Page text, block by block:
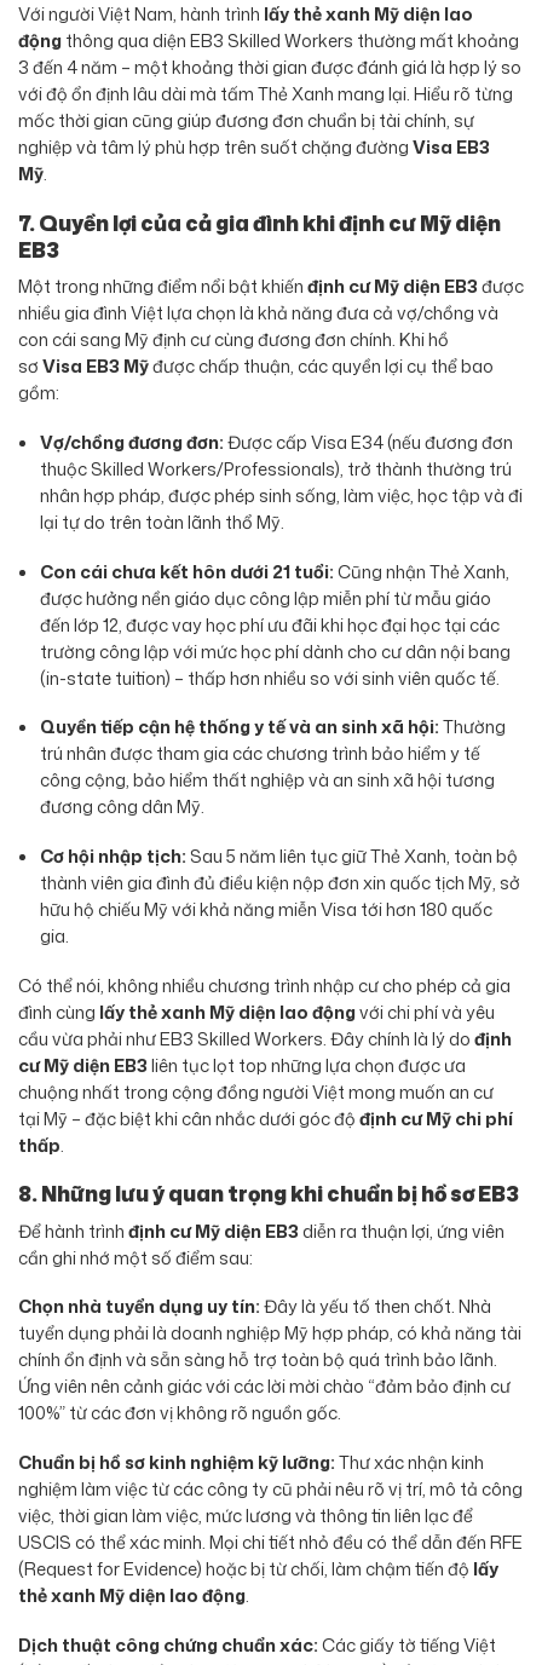
Với người Việt Nam, hành trình lấy thẻ xanh Mỹ diện lao
độngthông qua diện EB3 Skilled Workers thường mất khoảng
3 đến 4 năm – một khoảng thời gian được đánh giá là hợp lý so
với độ ổn định lâu dài mà tấm Thẻ Xanh mang lại. Hiểu rõ từng
mốc thời gian cũng giúp đương đơn chuẩn bị tài chính, sự
nghiệp và tâm lý phù hợp trên suốt chặng đườngVisa EB3
Mỹ.
7. Quyền lợi của cả gia đình khi định cư Mỹ diện
EB3
Một trong những điểm nổi bật khiếnđịnh cư Mỹ diện EB3được
nhiều gia đình Việt lựa chọn là khả năng đưa cả vợ/chồng và
con cái sang Mỹ định cư cùng đương đơn chính. Khi hồ
sơVisa EB3 Mỹđược chấp thuận, các quyền lợi cụ thể bao
gồm:
Vợ/chồng đương đơn:Được cấp Visa E34 (nếu đương đơn
thuộc Skilled Workers/Professionals), trở thành thường trú
nhân hợp pháp, được phép sinh sống, làm việc, học tập và đi
lại tự do trên toàn lãnh thổ Mỹ.
Con cái chưa kết hôn dưới 21 tuổi:Cũng nhận Thẻ Xanh,
được hưởng nền giáo dục công lập miễn phí từ mẫu giáo
đến lớp 12, được vay học phí ưu đãi khi học đại học tại các
trường công lập với mức học phí dành cho cư dân nội bang
(in-state tuition) – thấp hơn nhiều so với sinh viên quốc tế.
Quyền tiếp cận hệ thống y tế và an sinh xã hội:Thường
trú nhân được tham gia các chương trình bảo hiểm y tế
công cộng, bảo hiểm thất nghiệp và an sinh xã hội tương
đương công dân Mỹ.
Cơ hội nhập tịch: Sau 5 năm liên tục giữ Thẻ Xanh, toàn bộ
thành viên gia đình đủ điều kiện nộp đơn xin quốc tịch Mỹ, sở
hữu hộ chiếu Mỹ với khả năng miễn Visa tới hơn 180 quốc
gia.
Có thể nói, không nhiều chương trình nhập cư cho phép cả gia
đình cùng lấy thẻ xanh Mỹ diện lao độngvới chi phí và yêu
cầu vừa phải như EB3 Skilled Workers. Đây chính là lý dođịnh
cư Mỹ diện EB3liên tục lọt top những lựa chọn được ưa
chuộng nhất trong cộng đồng người Việt mong muốn an cư
tại Mỹ – đặc biệt khi cân nhắc dưới góc độđịnh cư Mỹ chi phí
thấp.
8. Những lưu ý quan trọng khi chuẩn bị hồ sơ EB3
Để hành trìnhđịnh cư Mỹ diện EB3diễn ra thuận lợi, ứng viên
cần ghi nhớ một số điểm sau:
Chọn nhà tuyển dụng uy tín:Đây là yếu tố then chốt. Nhà
tuyển dụng phải là doanh nghiệp Mỹ hợp pháp, có khả năng tài
chính ổn định và sẵn sàng hỗ trợ toàn bộ quá trình bảo lãnh.
Ứng viên nên cảnh giác với các lời mời chào “đảm bảo định cư
100%” từ các đơn vị không rõ nguồn gốc.
Chuẩn bị hồ sơ kinh nghiệm kỹ lưỡng:Thư xác nhận kinh
nghiệm làm việc từ các công ty cũ phải nêu rõ vị trí, mô tả công
việc, thời gian làm việc, mức lương và thông tin liên lạc để
USCIS có thể xác minh. Mọi chi tiết nhỏ đều có thể dẫn đến RFE
(Request for Evidence) hoặc bị từ chối, làm chậm tiến độ lấy
thẻ xanh Mỹ diện lao động.
Dịch thuật công chứng chuẩn xác:Các giấy tờ tiếng Việt